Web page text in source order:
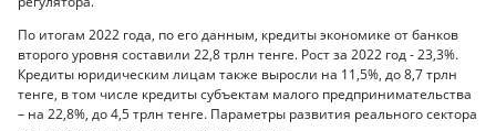
По итогам 2022 года, по его данным, кредиты экономике от банков
второго уровня составили 22,8 трлн тенге. Рост за 2022 год - 23,3%.
Кредиты юридическим лицам также выросли на 11,5%, до 8,7 трлн
тенге, в том числе кредиты субъектам малого предпринимательства
– на 22,8%, до 4,5 трлн тенге. Параметры развития реального сектора